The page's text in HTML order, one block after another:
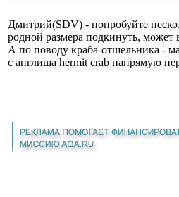
Дмитрий(SDV) - попробуйте
родной размера подкинуть, может
А по поводу краба-отшельника -
с англиша hermit crab напрямую